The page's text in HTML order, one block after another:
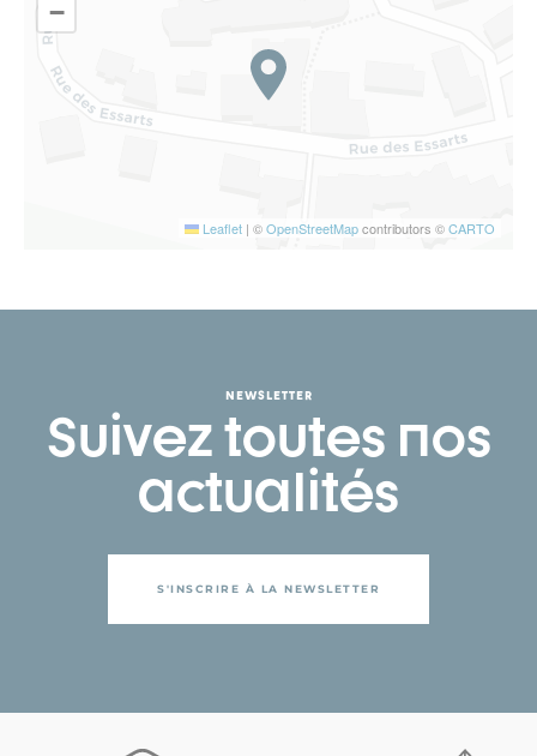
−
Leaflet | ©OpenStreetMapcontributors ©CARTO
NEWSLETTER
Suivez toutes nos
actualités
S'INSCRIRE À LA NEWSLETTER